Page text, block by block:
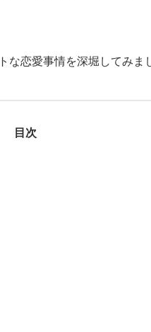
恋愛事情を深堀してみま
目次